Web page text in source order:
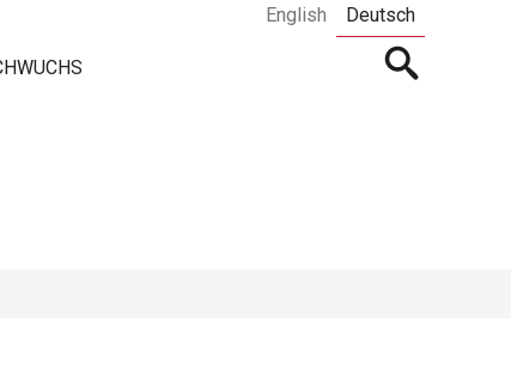
English Deutsch
Open
searchbar